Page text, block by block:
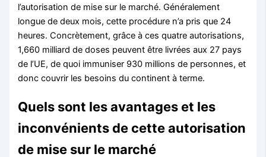
l’autorisation de mise sur le marché. Généralement
longue de deux mois, cette procédure n’a pris que 24
heures. Concrètement, grâce à ces quatre autorisations,
1,660 milliard de doses peuvent être livrées aux 27 pays
de l’UE, de quoi immuniser 930 millions de personnes, et
donc couvrir les besoins du continent à terme.
Quels sont les avantages et les
inconvénients de cette autorisation
de mise sur le marché